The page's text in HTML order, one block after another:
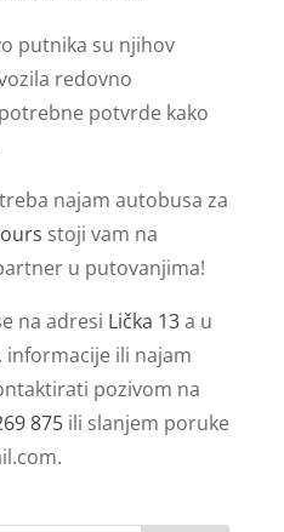
putnika su njihov
redovno
potvrde kako
najam autobusa za
stoji vam na
u putovanjima!
na adresi Lička 13a u
informacije ili najam
pozivom na
875ili slanjem poruke
.